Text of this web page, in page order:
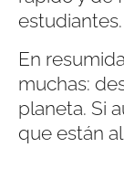
estudiantes.
En
muchas:
planeta. Si
que están